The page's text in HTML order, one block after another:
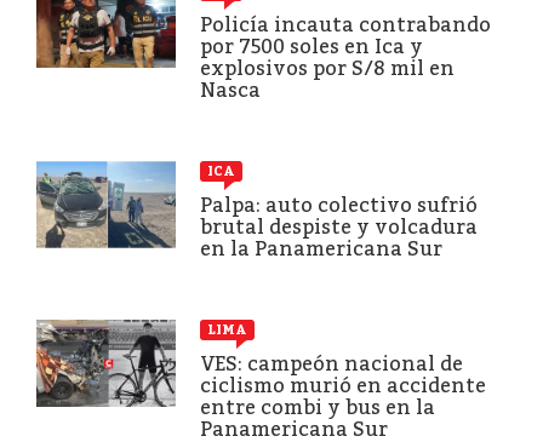
Policía incauta contrabando
por 7500 soles en Ica y
explosivos por S/8 mil en
Nasca
ICA
Palpa: auto colectivo sufrió
brutal despiste y volcadura
en la Panamericana Sur
LIMA
VES: campeón nacional de
ciclismo murió en accidente
entre combi y bus en la
Panamericana Sur